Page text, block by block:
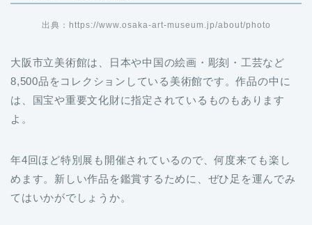
出典：https://www.osaka-art-museum.jp/about/photo
大阪市立美術館は、日本や中国の絵画・彫刻・工芸など
8,500品をコレクションしている美術館です。作品の中に
は、国宝や重要文化財に指定されているものもあります
よ。
年4回ほど特別展も開催されているので、何度来ても楽し
めます。新しい作品を鑑賞するために、ぜひ足を運んでみ
てはいかがでしょうか。